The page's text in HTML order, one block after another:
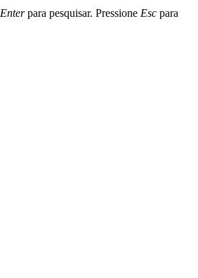
Enterpara pesquisar. Pressione Esc para